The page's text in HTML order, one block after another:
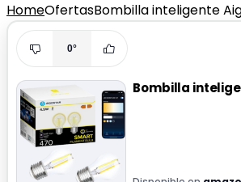
HomeOfertasBombilla inteligente
0°
Bombilla